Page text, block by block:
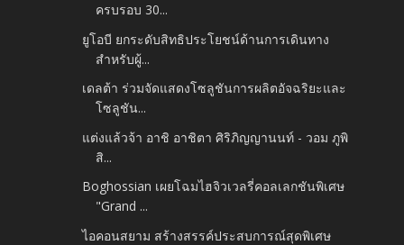
ครบรอบ 30...
ยูโอบี ยกระดับสิทธิประโยชน์ด้านการเดินทาง
สำหรับผู้...
เดลต้า ร่วมจัดแสดงโซลูชันการผลิตอัจฉริยะและ
โซลูชัน...
แต่งแล้วจ้า อาชิ อาชิตา ศิริภิญญานนท์ - วอม ภูพิ
สิ...
Boghossian เผยโฉมไฮจิวเวลรี่คอลเลกชันพิเศษ
"Grand ...
ไอคอนสยาม สร้างสรรค์ประสบการณ์สุดพิเศษ